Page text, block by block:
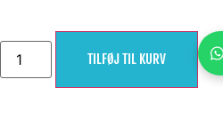
TILFØJ TIL KURV